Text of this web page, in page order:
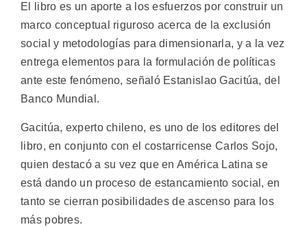
El libro es un aporte a los esfuerzos por construir un
marco conceptual riguroso acerca de la exclusión
social y metodologías para dimensionarla, y a la vez
entrega elementos para la formulación de políticas
ante este fenómeno, señaló Estanislao Gacitúa, del
Banco Mundial.
Gacitúa, experto chileno, es uno de los editores del
libro, en conjunto con el costarricense Carlos Sojo,
quien destacó a su vez que en América Latina se
está dando un proceso de estancamiento social, en
tanto se cierran posibilidades de ascenso para los
más pobres.